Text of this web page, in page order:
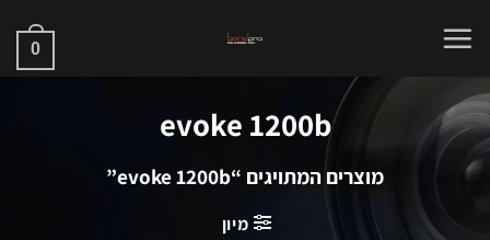
0
evoke 1200b
מוצרים המתויגים “evoke 1200b”
מיון